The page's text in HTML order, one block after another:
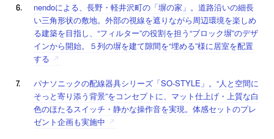
nendoによる、長野・軽井沢町の「塀の家」。道路沿いの細長
い三角形状の敷地。外部の視線を遮りながら周辺環境を楽しめ
る建築を目指し、“フィルター”の役割を担う“ブロック塀”のデザ
インから開始。５列の塀を建て隙間を“埋める”様に居室を配置
する
パナソニックの配線器具シリーズ「SO-STYLE」。“人と空間に
そっと寄り添う背景”をコンセプトに、マット仕上げ・上質な白
色のほたるスイッチ・静かな操作音を実現。体感セットのプレ
ゼント企画も実施中